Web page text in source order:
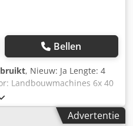
Bellen
, Nieuw: Ja Lengte: 4
Landbouwmachines 6x 40
5 bar • Wand dikte 4
SBR bescherming •
Aszta N Asm Tor •
Advertentie